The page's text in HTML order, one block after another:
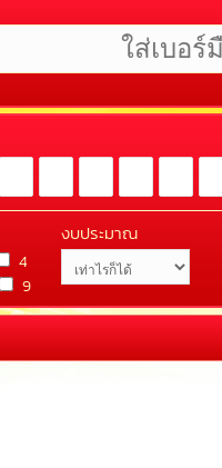
4
9
งบประมาณ